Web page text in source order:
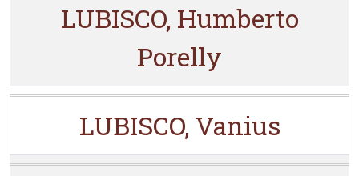
LUBISCO, Humberto
Porelly
LUBISCO, Vanius